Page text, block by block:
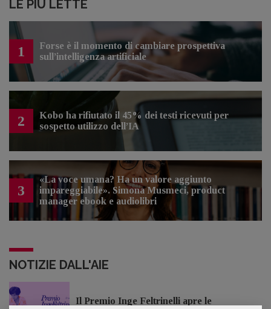
LE PIÙ LETTE
1
Forse è il momento di cambiare prospettiva
sull’intelligenza artificiale
2
Kobo ha rifiutato il 45% dei testi ricevuti per
sospetto utilizzo dell’IA
3
«La voce umana? Ha un valore aggiunto
impareggiabile». Simona Musmeci, product
manager ebook e audiolibri
NOTIZIE DALL'AIE
Il Premio Inge Feltrinelli apre le